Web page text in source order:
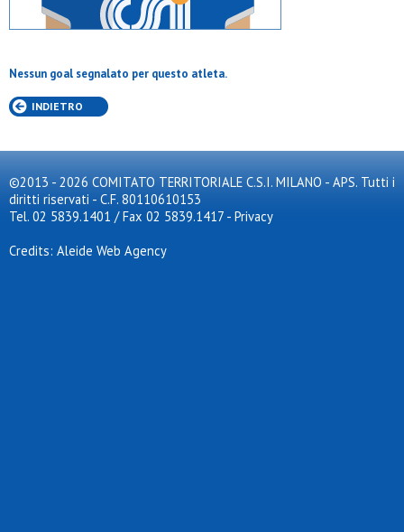
Nessun goal segnalato per questo atleta.
INDIETRO
©2013 - 2026 COMITATO TERRITORIALE C.S.I. MILANO - APS. Tutti i
diritti riservati - C.F. 80110610153
Tel. 02 5839.1401 / Fax 02 5839.1417 - Privacy
Credits: Aleide Web Agency